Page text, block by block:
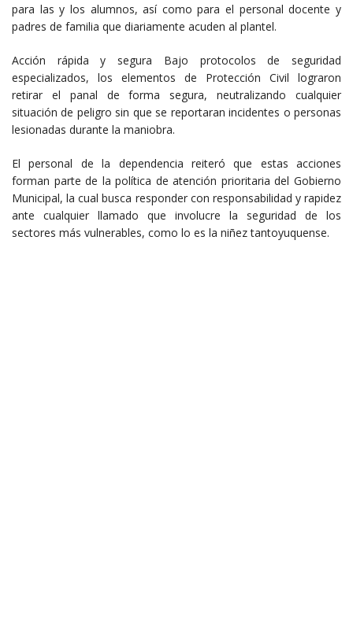
para las y los alumnos, así como para el personal docente y
padres de familia que diariamente acuden al plantel.
Acción rápida y segura Bajo protocolos de seguridad
especializados, los elementos de Protección Civil lograron
retirar el panal de forma segura, neutralizando cualquier
situación de peligro sin que se reportaran incidentes o personas
lesionadas durante la maniobra.
El personal de la dependencia reiteró que estas acciones
forman parte de la política de atención prioritaria del Gobierno
Municipal, la cual busca responder con responsabilidad y rapidez
ante cualquier llamado que involucre la seguridad de los
sectores más vulnerables, como lo es la niñez tantoyuquense.